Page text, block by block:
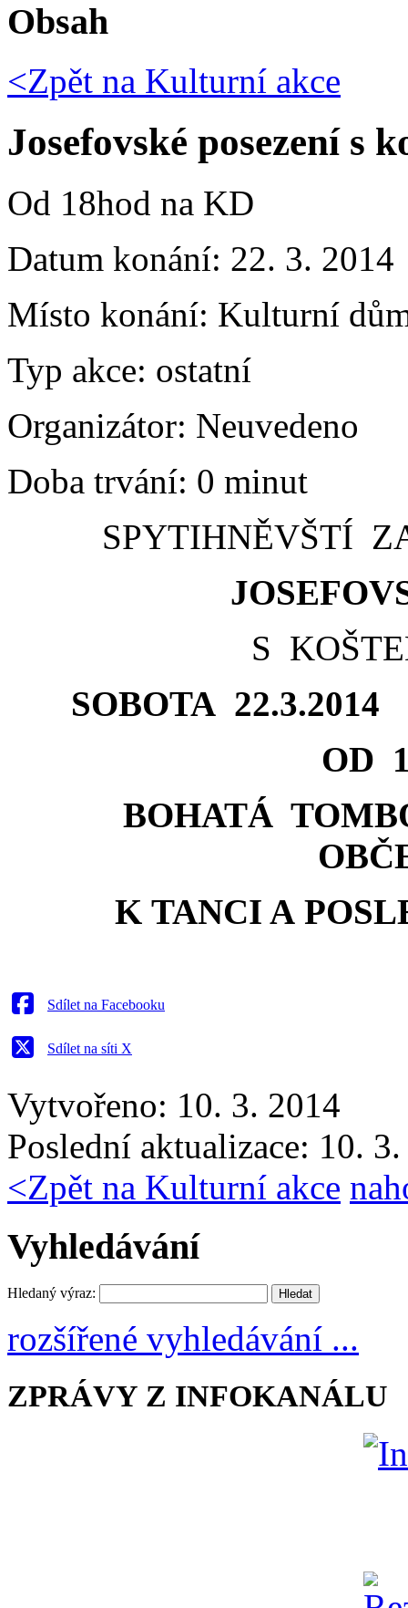
Obsah
<Zpět na Kulturní akce
Josefovské posezení s
Od 18hod na KD
Datum konání: 22. 3. 2014
Místo konání: Kulturní
Typ akce: ostatní
Organizátor: Neuvedeno
Doba trvání: 0 minut
SPYTIHNĚVŠTÍ
S
SOBOTA 22.3.2014
OD
BOHATÁ
K TANCI A
Sdílet na Facebooku
Sdílet na síti X
Vytvořeno: 10. 3. 2014
Poslední aktualizace: 10.
<Zpět na Kulturní akce
Vyhledávání
Hledaný výraz:
rozšířené vyhledávání ...
ZPRÁVY Z INFOKANÁLU